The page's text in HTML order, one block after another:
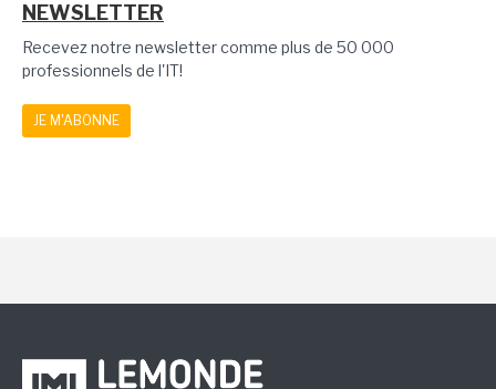
NEWSLETTER
Recevez notre newsletter comme plus de 50 000
professionnels de l'IT!
JE M'ABONNE